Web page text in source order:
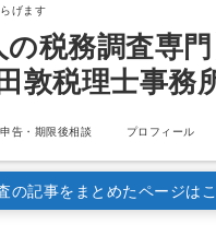
げます
の税務調査専
敦税理士事務
告・期限後相談 プロフィール
の記事をまとめたページはこ